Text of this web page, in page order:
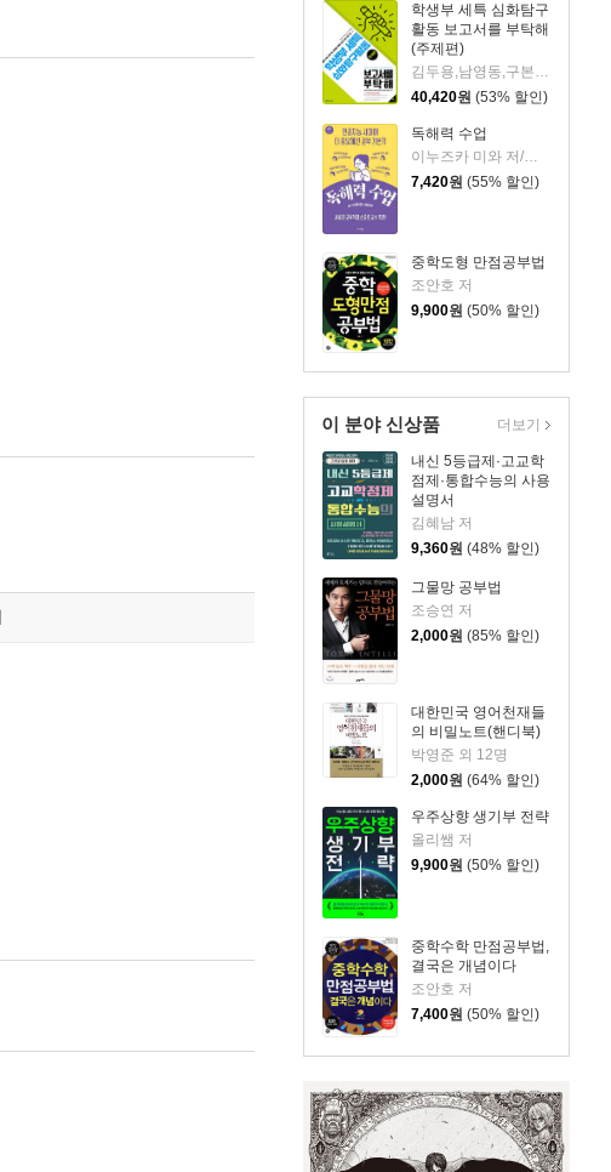
학생부 세특 심화탐구
활동 보고서를 부탁해
(주제편)
김두용,남영동,구본광,신명주,정인영,장광원 공저
40,420원 (53% 할인)
독해력 수업
이누즈카 미와 저/지비원 역
7,420원 (55% 할인)
중학도형 만점공부법
조안호 저
9,900원 (50% 할인)
이 분야 신상품
내신 5등급제·고교학
점제·통합수능의 사용
설명서
김혜남 저
9,360원 (48% 할인)
그물망 공부법
조승연 저
2,000원 (85% 할인)
대한민국 영어천재들
의 비밀노트(핸디북)
박영준 외 12명
2,000원 (64% 할인)
우주상향 생기부 전략
올리쌤 저
9,900원 (50% 할인)
중학수학 만점공부법,
결국은 개념이다
조안호 저
7,400원 (50% 할인)
더보기